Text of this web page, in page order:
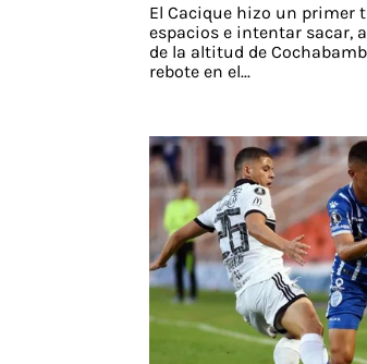
El Cacique hizo un primer
espacios e intentar sacar,
de la altitud de
rebote en el...